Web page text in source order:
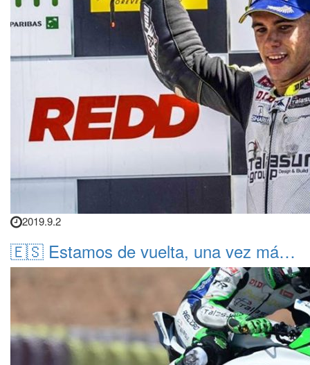
2019.9.2
🇪🇸 Estamos de vuelta, una vez má…